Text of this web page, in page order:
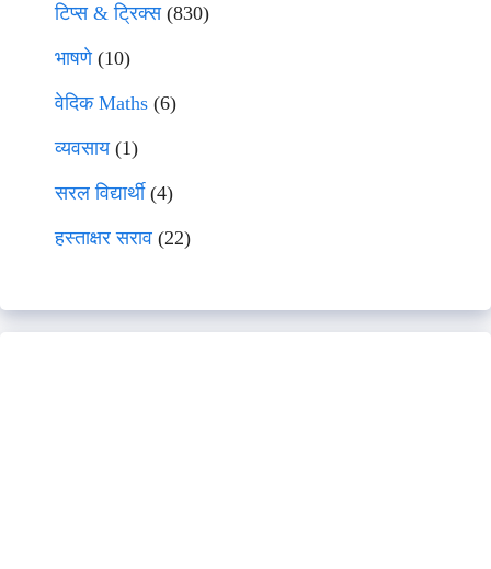
टिप्स & ट्रिक्स(830)
भाषणे(10)
वेदिक Maths (6)
व्यवसाय(1)
सरल विद्यार्थी(4)
हस्ताक्षर सराव (22)